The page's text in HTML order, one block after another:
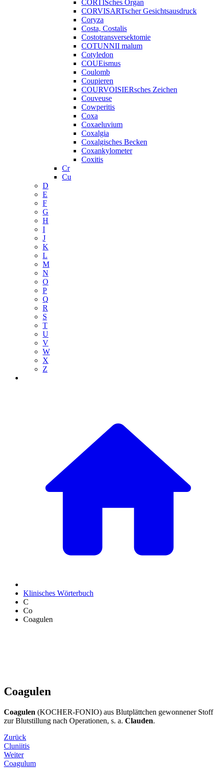
CORTISches Organ
CORVISARTscher Gesichtsausdruck
Coryza
Costa, Costalis
Costotransversektomie
COTUNNII malum
Cotyledon
COUEismus
Coulomb
Coupieren
COURVOISIERsches Zeichen
Couveuse
Cowperitis
Coxa
Coxaeluvium
Coxalgia
Coxalgisches Becken
Coxankylometer
Coxitis
Cr
Cu
D
E
F
G
H
I
J
K
L
M
N
O
P
Q
R
S
T
U
V
W
X
Z
Klinisches Wörterbuch
C
Co
Coagulen
Coagulen
Coagulen (KOCHER-FONIO) aus Blutplättchen gewonnener Stoff
zur Blutstillung nach Operationen, s. a. Clauden.
Zurück
Cluniitis
Weiter
Coagulum